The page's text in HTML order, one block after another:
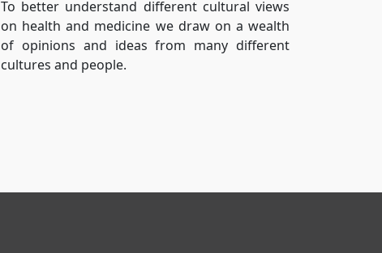
To better understand different cultural views
on health and medicine we draw on a wealth
of opinions and ideas from many different
cultures and people.